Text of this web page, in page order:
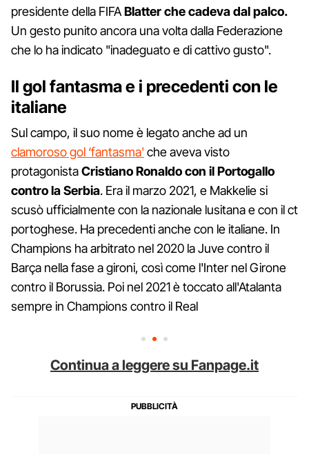
presidente della FIFABlatter che cadeva dal palco.
Un gesto punito ancora una volta dalla Federazione
che lo ha indicato "inadeguato e di cattivo gusto".
Il gol fantasma e i precedenti con le
italiane
Sul campo, il suo nome è legato anche ad un
clamoroso gol ‘fantasma' che aveva visto
protagonistaCristiano Ronaldo con il Portogallo
contro la Serbia. Era il marzo 2021, e Makkelie si
scusò ufficialmente con la nazionale lusitana e con il ct
portoghese. Ha precedenti anche con le italiane. In
Champions ha arbitrato nel 2020 la Juve contro il
Barça nella fase a gironi, così come l'Inter nel Girone
contro il Borussia. Poi nel 2021 è toccato all'Atalanta
sempre in Champions contro il Real
Continua a leggere su Fanpage.it